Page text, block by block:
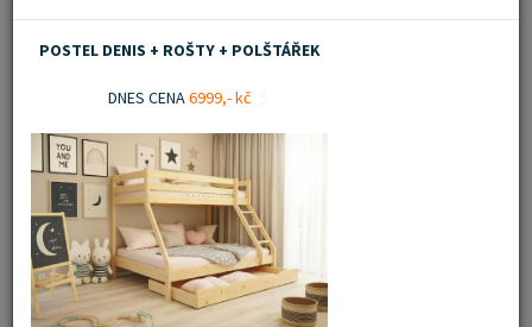
Kuchyňská prkénka
Zobrazit popis
Novinka
Akční zboží
Doporučujeme
Filtrovat
POSTEL DENIS + ROŠTY + POLŠTÁŘEK
DNES CENA6999,- kč